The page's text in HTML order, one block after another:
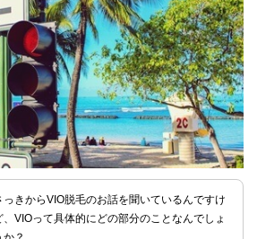
っきからVIO脱毛のお話を聞いているんですけ
、VIOって具体的にどの部分のことなんでしょ